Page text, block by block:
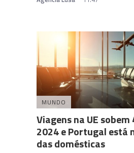
MUNDO
Viagens na UE sobem
2024 e Portugal está
das domésticas